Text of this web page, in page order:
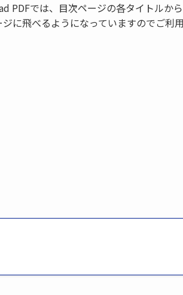
PDFでは、目次ページの各タイトルか
ジに飛べるようになっていますのでご利